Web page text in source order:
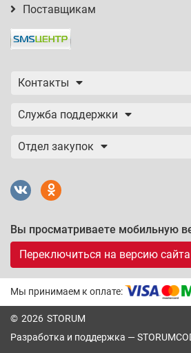
Поставщикам
Контакты
Служба поддержки
Отдел закупок
Вы просматриваете мобильную
Переключиться на версию
Мы принимаем к оплате:
© 2026 STORUM
Разработка и поддержка —